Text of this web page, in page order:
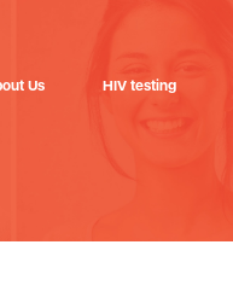
Us HIV testing